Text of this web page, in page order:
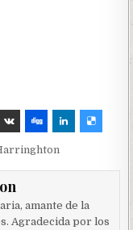
amante de la
Agradecida por los